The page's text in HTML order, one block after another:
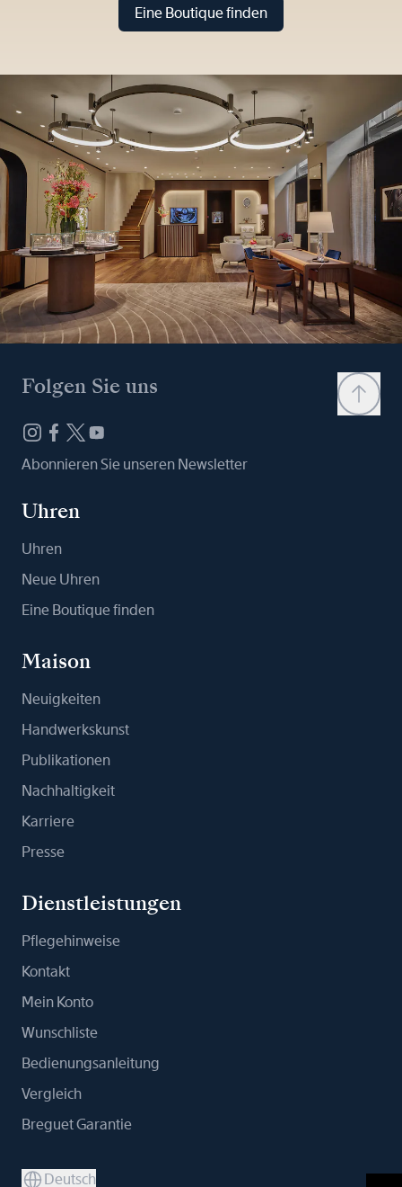
Eine Boutique finden
Folgen Sie uns
Abonnieren Sie unseren Newsletter
Uhren
Uhren
Neue Uhren
Eine Boutique finden
Maison
Neuigkeiten
Handwerkskunst
Publikationen
Nachhaltigkeit
Karriere
Presse
Dienstleistungen
Pflegehinweise
Kontakt
Mein Konto
Wunschliste
Bedienungsanleitung
Vergleich
Breguet Garantie
Deutsch